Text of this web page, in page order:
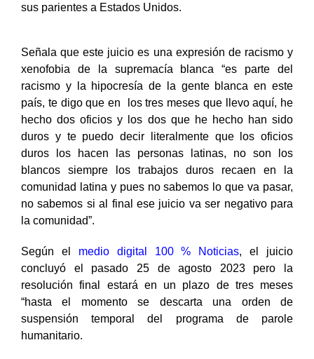
sus parientes a Estados Unidos.
Señala que este juicio es una expresión de racismo y
xenofobia de la supremacía blanca “es parte del
racismo y la hipocresía de la gente blanca en este
país, te digo que en los tres meses que llevo aquí, he
hecho dos oficios y los dos que he hecho han sido
duros y te puedo decir literalmente que los oficios
duros los hacen las personas latinas, no son los
blancos siempre los trabajos duros recaen en la
comunidad latina y pues no sabemos lo que va pasar,
no sabemos si al final ese juicio va ser negativo para
la comunidad”.
Según el medio digital 100 % Noticias, el juicio
concluyó el pasado 25 de agosto 2023 pero la
resolución final estará en un plazo de tres meses
“hasta el momento se descarta una orden de
suspensión temporal del programa de parole
humanitario.